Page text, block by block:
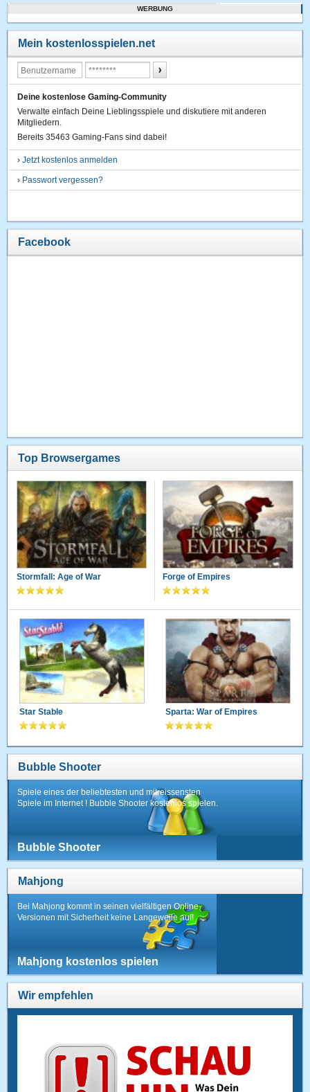
WERBUNG
Mein kostenlosspielen.net
Deine kostenlose Gaming-Community
Verwalte einfach Deine Lieblingsspiele und diskutiere mit anderen
Mitgliedern.
Bereits 35463 Gaming-Fans sind dabei!
›Jetzt kostenlos anmelden
› Passwort vergessen?
Facebook
Top Browsergames
Stormfall: Age of War Forge of Empires
Star Stable Sparta: War of Empires
Bubble Shooter
Spiele eines der beliebtesten und mitreissensten
Spiele im Internet ! Bubble Shooter kostenlos spielen.
Bubble Shooter
Mahjong
Bei Mahjong kommt in seinen vielfältigen Online-
Versionen mit Sicherheit keine Langeweile auf!
Mahjong kostenlos spielen
Wir empfehlen